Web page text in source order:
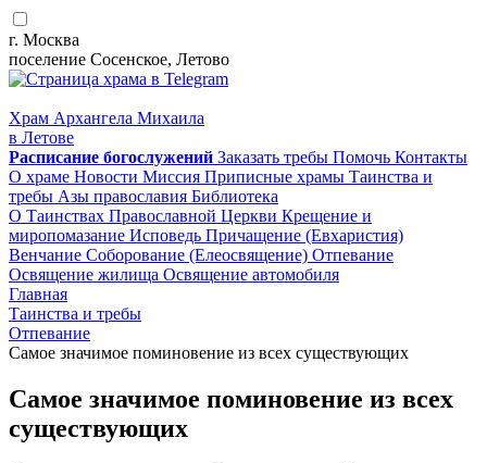
г. Москва
поселение Сосенское, Летово
Храм Архангела Михаила
в Летове
Расписание богослужений Заказать требы Помочь Контакты
О храме Новости Миссия Приписные храмы Таинства и
требы Азы православия Библиотека
О Таинствах Православной Церкви Крещение и
миропомазание Исповедь Причащение (Евхаристия)
Венчание Соборование (Елеосвящение) Отпевание
Освящение жилища Освящение автомобиля
Главная
Таинства и требы
Отпевание
Самое значимое поминовение из всех существующих
Самое значимое поминовение из всех
существующих